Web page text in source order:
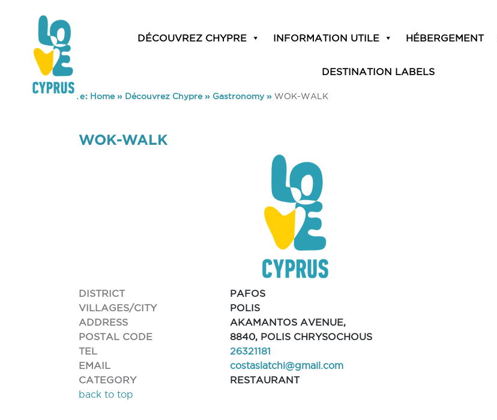
DÉCOUVREZ CHYPRE INFORMATION UTILE HÉBERGEMENT
DESTINATION LABELS
You are here: Home» Découvrez Chypre» Gastronomy» WOK-WALK
WOK-WALK
DISTRICT
PAFOS
VILLAGES/CITY
POLIS
ADDRESS
AKAMANTOS AVENUE,
POSTAL CODE
8840, POLIS CHRYSOCHOUS
TEL
26321181
EMAIL
costaslatchi@gmail.com
CATEGORY
RESTAURANT
back to top